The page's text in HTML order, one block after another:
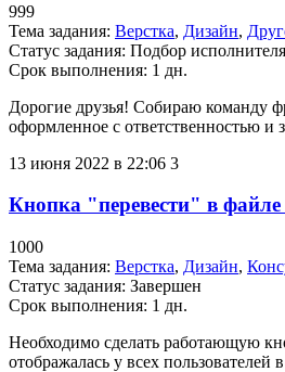
999
Тема задания: Верстка, Дизайн,
Статус задания: Подбор исполнителя
Срок выполнения: 1 дн.
Дорогие друзья! Собираю команду
оформленное с ответственностью и
13 июня 2022 в 22:06 3
Кнопка "перевести" в файле
1000
Тема задания: Верстка, Дизайн,
Статус задания: Завершен
Срок выполнения: 1 дн.
Необходимо сделать работающую
отображалась у всех